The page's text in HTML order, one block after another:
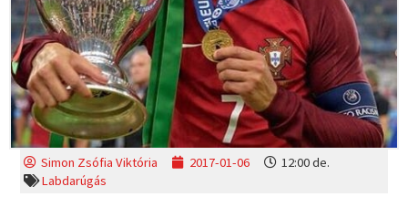
Simon Zsófia Viktória 2017-01-06
12:00 de.
Labdarúgás